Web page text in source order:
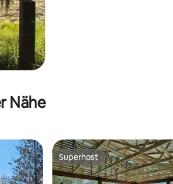
Nähe
Superhost
Superhost